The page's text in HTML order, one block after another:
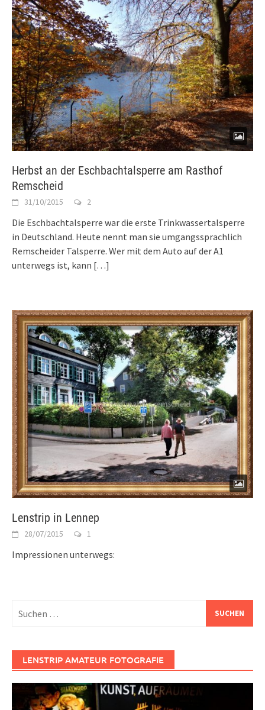
Herbst an der Eschbachtalsperre am Rasthof
Remscheid
31/10/2015 2
Die Eschbachtalsperre war die erste Trinkwassertalsperre
in Deutschland. Heute nennt man sie umgangssprachlich
Remscheider Talsperre. Wer mit dem Auto auf der A1
unterwegs ist, kann […]
Lenstrip in Lennep
28/07/2015 1
Impressionen unterwegs:
nach:
LENSTRIP AMATEUR FOTOGRAFIE